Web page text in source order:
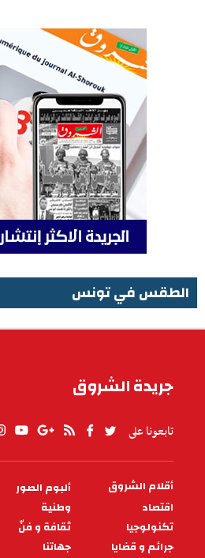
الطقس في تونس
جريدة الشروق
تابعونا على
PIED
DE
PAGE
أقلام الشروق
ألبوم الصور
اقتصاد
وطنية
تكنولوجيا
ثقافة و فنّ
جرائم و قضايا
جهاتنا